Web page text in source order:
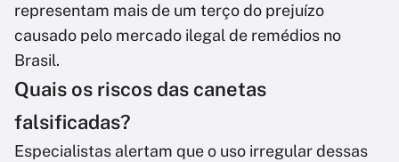
representam mais de um terço do prejuízo
causado pelo mercado ilegal de remédios no
Brasil.
Quais os riscos das canetas
falsificadas?
Especialistas alertam que o uso irregular dessas